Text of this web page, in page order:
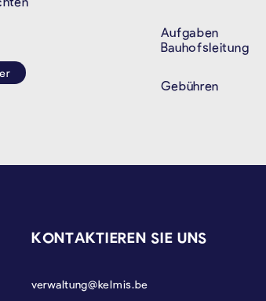
Aufgaben
Bauhofsleitung
Gebühren
KONTAKTIEREN SIE UNS
verwaltung@kelmis.be